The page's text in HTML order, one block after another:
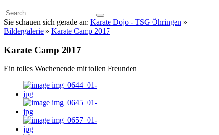
Sie schauen sich gerade an: Karate Dojo - TSG Öhringen »
Bildergalerie » Karate Camp 2017
Karate Camp 2017
Ein tolles Wochenende mit tollen Freunden